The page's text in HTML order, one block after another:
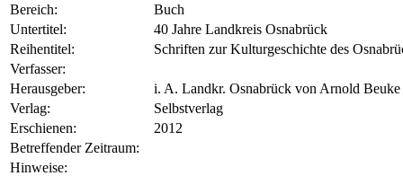
Bereich:
Buch
Untertitel:
40 Jahre Landkreis Osnabrück
Reihentitel:
Schriften zur Kulturgeschichte des
Verfasser:
Herausgeber:
i. A. Landkr. Osnabrück von Arnold Beuke
Verlag:
Selbstverlag
Erschienen:
2012
Betreffender Zeitraum:
Hinweise: